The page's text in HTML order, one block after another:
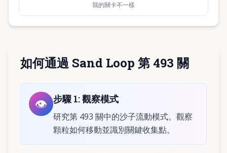
我的關卡不一樣
如何通過 Sand Loop 第 493 關
👁️ 步驟 1:觀察模式
研究第 493 關中的沙子流動模式。觀察
顆粒如何移動並識別關鍵收集點。